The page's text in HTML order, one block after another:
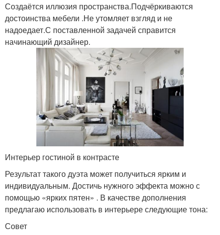
Создаётся иллюзия пространства.Подчёркиваются
достоинства мебели .Не утомляет взгляд и не
надоедает.С поставленной задачей справится
начинающий дизайнер.
Интерьер гостиной в контрасте
Результат такого дуэта может получиться ярким и
индивидуальным. Достичь нужного эффекта можно с
помощью «ярких пятен» . В качестве дополнения
предлагаю использовать в интерьере следующие тона:
Совет